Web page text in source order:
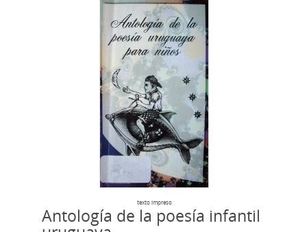
texto impreso
Antología de la poesía infantil